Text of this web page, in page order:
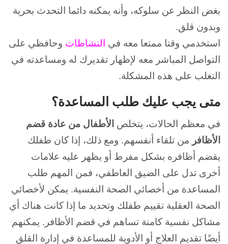
بغض النظر عن سلوكه، وأنه يمكنه دائما التحدث بحرية
وبدون قلق.
استخدمي وقتا ممتعا معه في النشاطات وحافظي على
التواصل المباشر معه لإظهار تقديرك له ومساعدته في
التغلب على هذه المشكلة.
متى يجب عليك طلب المساعدة؟
في معظم الحالات، يتخلص الأطفال من عادة قضم
الأظافر من تلقاء أنفسهم. ومع ذلك، إذا كان طفلك
يقضم أظافره بشكل مفرط أو يظهر عليه علامات
أخرى تدل على الضيق العاطفي، فمن المهم طلب
المساعدة من أخصائي الصحة النفسية. يمكن لأخصائي
الصحة العقلية تقييم طفلك وتحديد ما إذا كانت هناك أي
مشاكل نفسية كامنة تساهم في قضم الأظافر. يمكنهم
أيضًا تقديم العلاج أو الأدوية للمساعدة في إدارة القلق